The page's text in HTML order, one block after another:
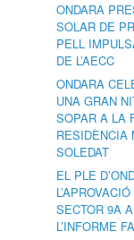
ONDARA
SOLAR DE
PELL
DE L’AECC
ONDARA
UNA GRAN
SOPAR A LA
RESIDÈNCIA
SOLEDAT
EL PLE
SECTOR 9A
L’INFORME